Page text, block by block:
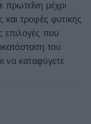
μέχρι
τροφές φυτικής
επιλογές που
του
να καταφύγετε